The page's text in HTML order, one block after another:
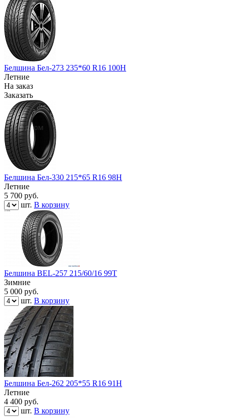
Белшина Бел-273 235*60 R16 100H
Летние
На заказ
Заказать
Белшина Бел-330 215*65 R16 98H
Летние
5 700 руб.
шт. В корзину
Белшинa BEL-257 215/60/16 99Т
Зимние
5 000 руб.
шт. В корзину
Белшина Бел-262 205*55 R16 91H
Летние
4 400 руб.
шт. В корзину